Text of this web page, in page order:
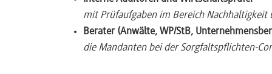
TAG 2 – Umwelt- und Sektorrisiken ·
Modul 2.1 – Umweltrisiken LkSG / CSDDD und
mit Prüfaufgaben im Bereich Nachhaltigkeit
Berater (Anwälte, WP/StB,
die Mandanten bei der Sorgfaltspflichten-